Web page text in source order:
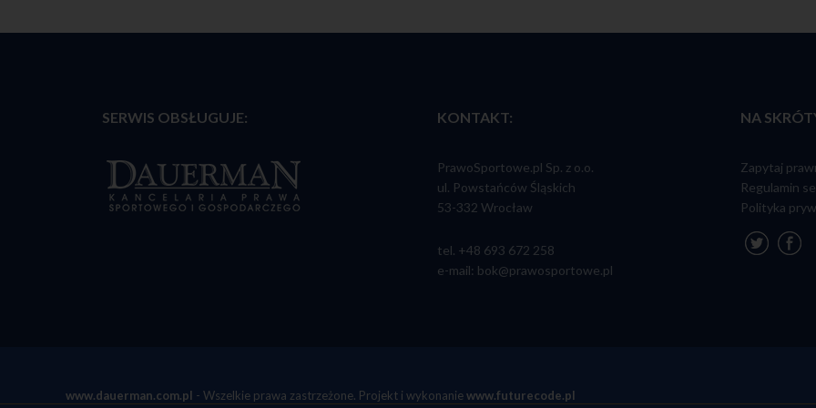
SERWIS OBSŁUGUJE: KONTAKT:
PrawoSportowe.pl Sp. z o.o.
ul. Powstańców Śląskich
53-332 Wrocław
tel. +48 693 672 258
e-mail: bok@prawosportowe.pl
NA
Zapytaj
Regulamin
Polityka
www.dauerman.com.pl - Wszelkie prawa zastrzeżone. Projekt i wykonaniewww.futurecode.pl
na każdej podstronie serwisu ponownie wpisywać loginu i hasła"
pliki cookies służące do zapewnienia bezpieczeństwa, np. wykorzystywane do
W wielu przypadkach oprogramowanie służące do przeglądania stron internetowych
internetowa) domyślnie dopuszcza przechowywanie plików cookies w urządzeniu
Użytkownicy prawosportowe.pl serwisu mogą dokonać w każdym czasie zmiany
plików cookies. Ustawienia te mogą zostać zmienione w szczególności w taki sposób, aby
automatyczną obsługę plików cookies w ustawieniach przeglądarki internetowej bądź
każdorazowym zamieszczeniu w urządzeniu użytkownika serwisu internetowego.
możliwości i sposobach obsługi plików cookies dostępne są w ustawieniach
internetowej). Niedokonanie zmiany ustawień w zakresie cookies oznacza, że będą one
urządzeniu końcowym użytkownika, a tym samym będziemy przechowywać informacje w
Przeglądarka Opera